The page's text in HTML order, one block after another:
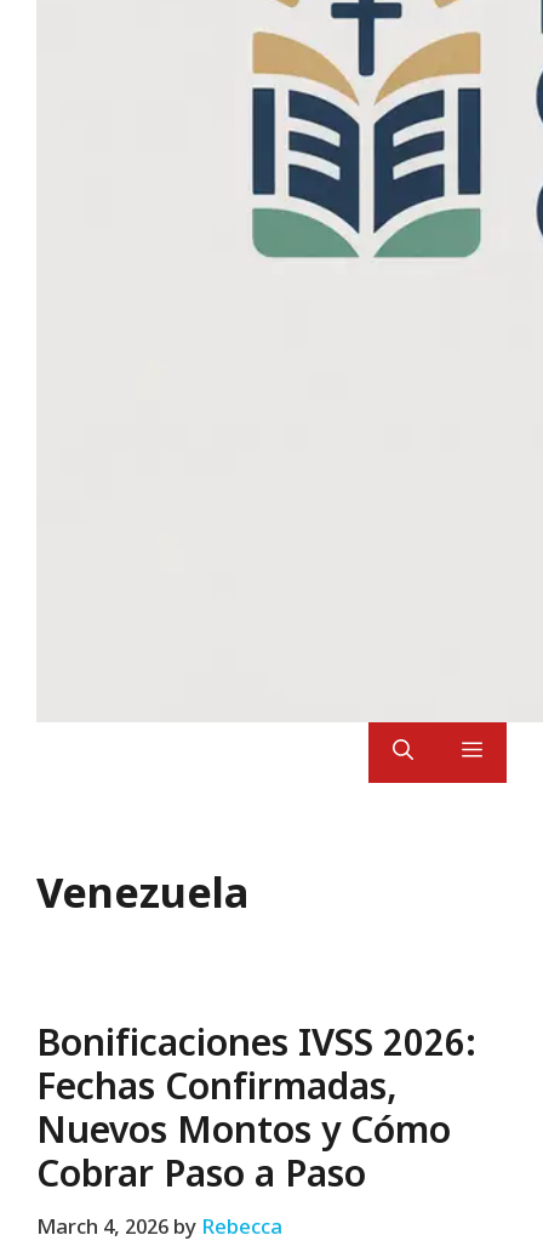
Menu
Venezuela
Bonificaciones IVSS 2026:
Fechas Confirmadas,
Nuevos Montos y Cómo
Cobrar Paso a Paso
March 4, 2026 by Rebecca